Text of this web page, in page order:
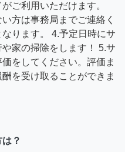
ご利用いただけます。
方は事務局までご連絡く
ります。 4.予定日時にサ
家の掃除をします！ 5.サ
をしてください。評価ま
を受け取ることができま
？